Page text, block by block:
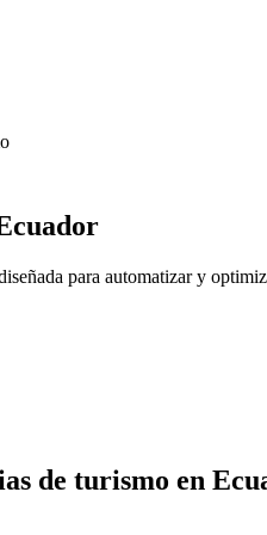
para automatizar y
de turismo en